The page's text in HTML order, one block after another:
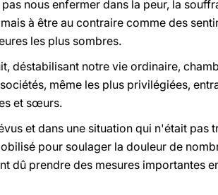
nous enfermer dans la peur, la
à être au contraire comme des
les plus sombres.
déstabilisant notre vie ordinaire,
même les plus privilégiées,
et sœurs.
et dans une situation qui n'était pas
pour soulager la douleur de
dû prendre des mesures importantes